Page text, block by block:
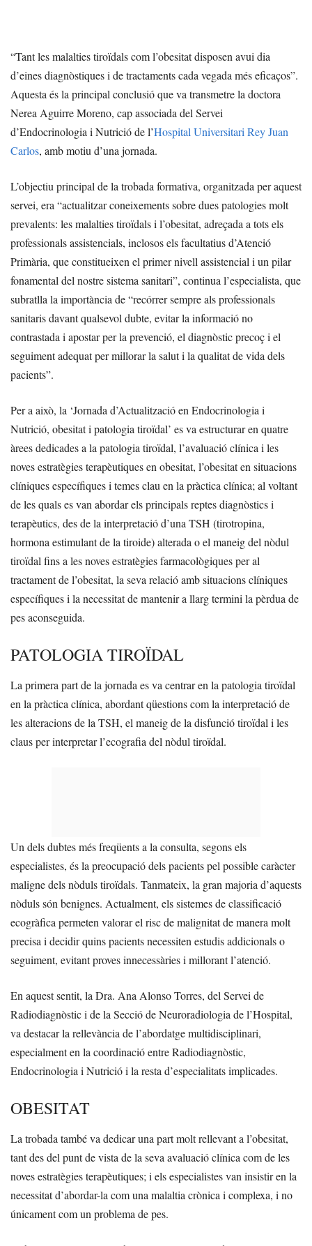
“Tant les malalties tiroïdals com l’obesitat disposen avui dia
d’eines diagnòstiques i de tractaments cada vegada més eficaços”.
Aquesta és la principal conclusió que va transmetre la doctora
Nerea Aguirre Moreno, cap associada del Servei
d’Endocrinologia i Nutrició de l’Hospital Universitari Rey Juan
Carlos, amb motiu d’una jornada.
L’objectiu principal de la trobada formativa, organitzada per aquest
servei, era “actualitzar coneixements sobre dues patologies molt
prevalents: les malalties tiroïdals i l’obesitat, adreçada a tots els
professionals assistencials, inclosos els facultatius d’Atenció
Primària, que constitueixen el primer nivell assistencial i un pilar
fonamental del nostre sistema sanitari”, continua l’especialista, que
subratlla la importància de “recórrer sempre als professionals
sanitaris davant qualsevol dubte, evitar la informació no
contrastada i apostar per la prevenció, el diagnòstic precoç i el
seguiment adequat per millorar la salut i la qualitat de vida dels
pacients”.
Per a això, la ‘Jornada d’Actualització en Endocrinologia i
Nutrició, obesitat i patologia tiroïdal’ es va estructurar en quatre
àrees dedicades a la patologia tiroïdal, l’avaluació clínica i les
noves estratègies terapèutiques en obesitat, l’obesitat en situacions
clíniques específiques i temes clau en la pràctica clínica; al voltant
de les quals es van abordar els principals reptes diagnòstics i
terapèutics, des de la interpretació d’una TSH (tirotropina,
hormona estimulant de la tiroide) alterada o el maneig del nòdul
tiroïdal fins a les noves estratègies farmacològiques per al
tractament de l’obesitat, la seva relació amb situacions clíniques
específiques i la necessitat de mantenir a llarg termini la pèrdua de
pes aconseguida.
PATOLOGIA TIROÏDAL
La primera part de la jornada es va centrar en la patologia tiroïdal
en la pràctica clínica, abordant qüestions com la interpretació de
les alteracions de la TSH, el maneig de la disfunció tiroïdal i les
claus per interpretar l’ecografia del nòdul tiroïdal.
Un dels dubtes més freqüents a la consulta, segons els
especialistes, és la preocupació dels pacients pel possible caràcter
maligne dels nòduls tiroïdals. Tanmateix, la gran majoria d’aquests
nòduls són benignes. Actualment, els sistemes de classificació
ecogràfica permeten valorar el risc de malignitat de manera molt
precisa i decidir quins pacients necessiten estudis addicionals o
seguiment, evitant proves innecessàries i millorant l’atenció.
En aquest sentit, la Dra. Ana Alonso Torres, del Servei de
Radiodiagnòstic i de la Secció de Neuroradiologia de l’Hospital,
va destacar la rellevància de l’abordatge multidisciplinari,
especialment en la coordinació entre Radiodiagnòstic,
Endocrinologia i Nutrició i la resta d’especialitats implicades.
OBESITAT
La trobada també va dedicar una part molt rellevant a l’obesitat,
tant des del punt de vista de la seva avaluació clínica com de les
noves estratègies terapèutiques; i els especialistes van insistir en la
necessitat d’abordar-la com una malaltia crònica i complexa, i no
únicament com un problema de pes.